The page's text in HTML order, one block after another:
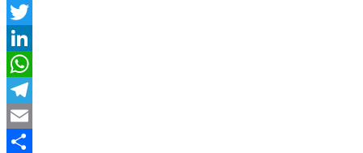
Facebook
Twitter
LinkedIn
WhatsApp
Telegram
Email